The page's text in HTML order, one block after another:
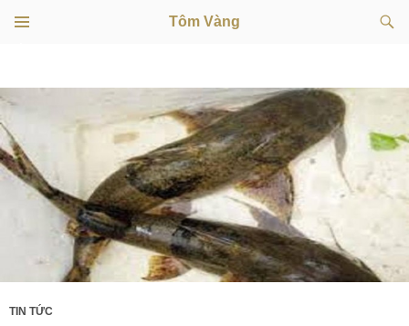
Tôm Vàng
kiếm
TIN TỨC